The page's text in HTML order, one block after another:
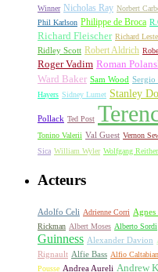
Winner Nicholas Ray Norbert
Phil Karlson Philippe de Broca
Richard Fleischer Richard
Ridley Scott Robert Aldrich
Roger Vadim Roman
Ward Baker Sam Wood Sergio
Hayers Sidney Lumet Stanley
Pollack Ted Post
Tonino Valerii Val Guest Vernon
Sica William Wyler Wolfgang
Acteurs
Adolfo Celi Adrienne Corri Agnes
Rickman Albert Moses Alberto Sordi
Guinness Alexander Davion
Rignault Alfie Bass Alfio
Pousse Andrea Aureli Andrew